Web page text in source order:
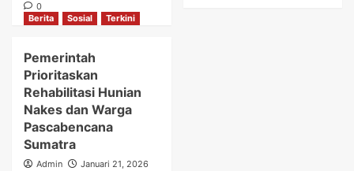
0
Berita Sosial Terkini
Pemerintah
Prioritaskan
Rehabilitasi Hunian
Nakes dan Warga
Pascabencana
Sumatra
Admin
Januari 21, 2026